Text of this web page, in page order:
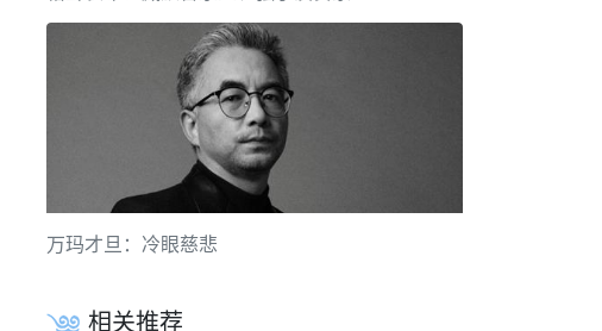
万玛才旦：冷眼慈悲
相关推荐